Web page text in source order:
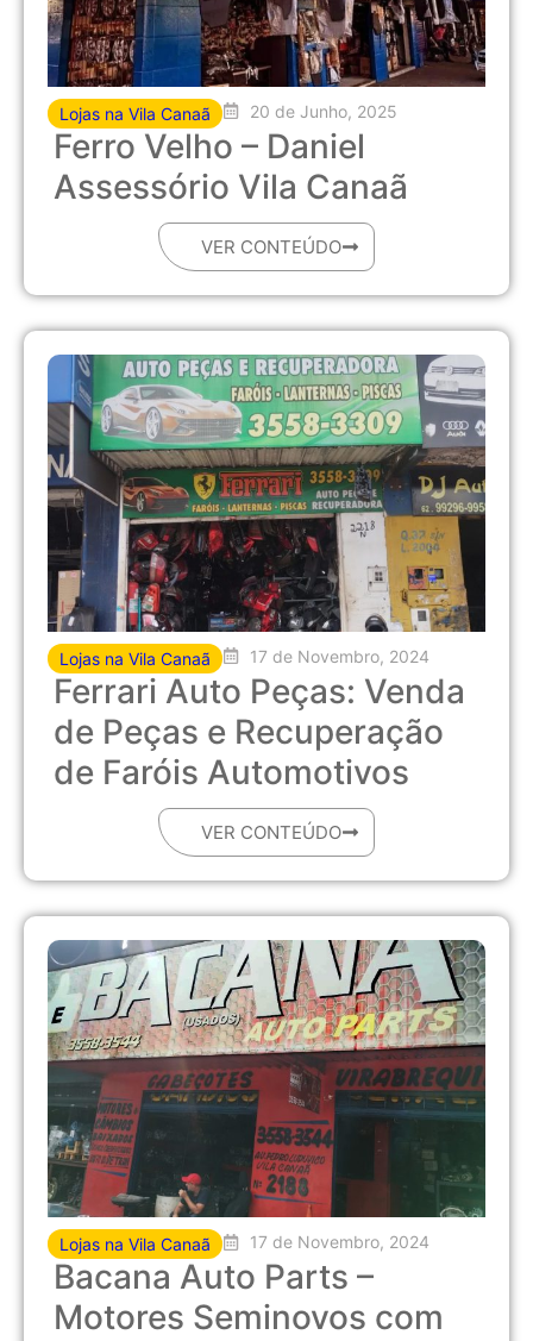
Lojas na Vila Canaã 20 de Junho, 2025
Ferro Velho – Daniel
Assessório Vila Canaã
VER CONTEÚDO
Lojas na Vila Canaã 17 de Novembro, 2024
Ferrari Auto Peças: Venda
de Peças e Recuperação
de Faróis Automotivos
VER CONTEÚDO
Lojas na Vila Canaã 17 de Novembro, 2024
Bacana Auto Parts –
Motores Seminovos com